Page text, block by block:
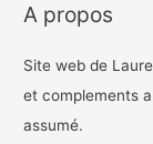
A propos
Site web de
et complements
assumé.